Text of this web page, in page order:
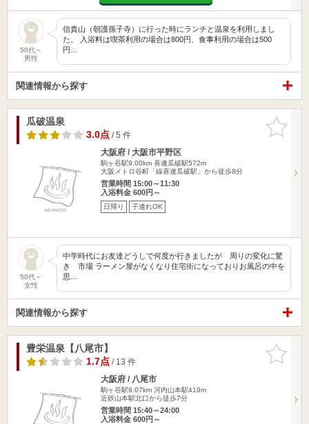
50代～
男性
信貴山（朝護孫子寺）に行った時にランチと温泉を利用しまし
た。 入浴料は喫茶利用の場合は800円、食事利用の場合は500
円…
関連情報から探す
お気に入
りに追加
瓜破温泉
3.0点/ 5 件
大阪府 / 大阪市平野区
駒ヶ谷駅9.00km 喜連瓜破駅572m
大阪メトロ谷町「線喜連瓜破駅」から徒歩8分
営業時間 15:00～11:30
入浴料金 600円～
日帰り 子連れOK
50代～
女性
中学時代にお友達どうしで何度か行きましたが 周りの変化に驚
き 市場 ラーメン屋がなくなり住宅街になっておりお風呂の中を
思…
関連情報から探す
お気に入
りに追加
豊栄温泉【八尾市】
1.7点/ 13 件
大阪府 / 八尾市
駒ヶ谷駅9.07km 河内山本駅419m
近鉄山本駅北口から徒歩7分
営業時間 15:40～24:00
入浴料金 600円～